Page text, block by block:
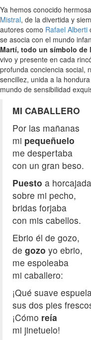
Ya hemos conocido
Mistral, de la divertida y
autores como Rafael Alberti
se asocia con el mundo
Martí, todo un símbolo de
vivo y presente en cada
profunda conciencia social,
sencillez, unida a la
mundo de sensibilidad
MI CABALLERO
Por las mañanas
mi pequeñuelo
me despertaba
con un gran beso.
Puesto a
sobre mi pecho,
bridas forjaba
con mis cabellos.
Ebrio él de gozo,
de gozo yo ebrio,
me espoleaba
mi caballero:
¡Qué suave
sus dos pies
¡Cómo reía
mi jinetuelo!